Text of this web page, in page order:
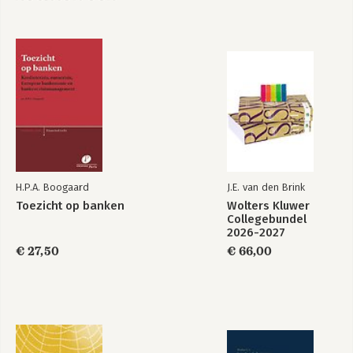
H.P.A. Boogaard
Toezicht op banken
€ 27,50
J.E. van den Brink
Wolters Kluwer
Collegebundel
2026-2027
€ 66,00